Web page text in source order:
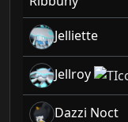
Jelliette
Jellroy
Dazzi Noct